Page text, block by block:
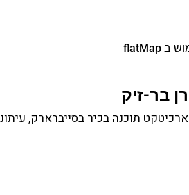
רן בר-זיק
ארכיטקט תוכנה בכיר בסייברארק,